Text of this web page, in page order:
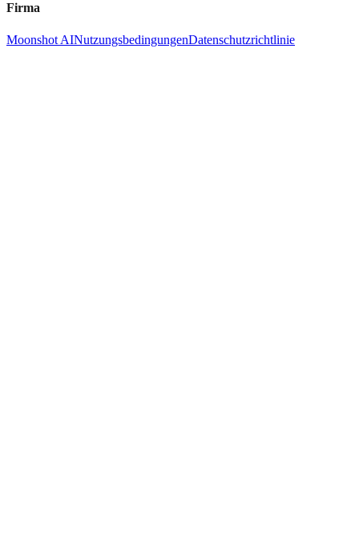
Firma
Moonshot AINutzungsbedingungenDatenschutzrichtlinie